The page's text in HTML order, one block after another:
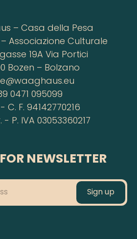
– Casa della Pesa
Associazione Culturale
19A Via Portici
Bozen – Bolzano
0471 095099
C. F. 94142770216
- P. IVA 03053360217
NEWSLETTER